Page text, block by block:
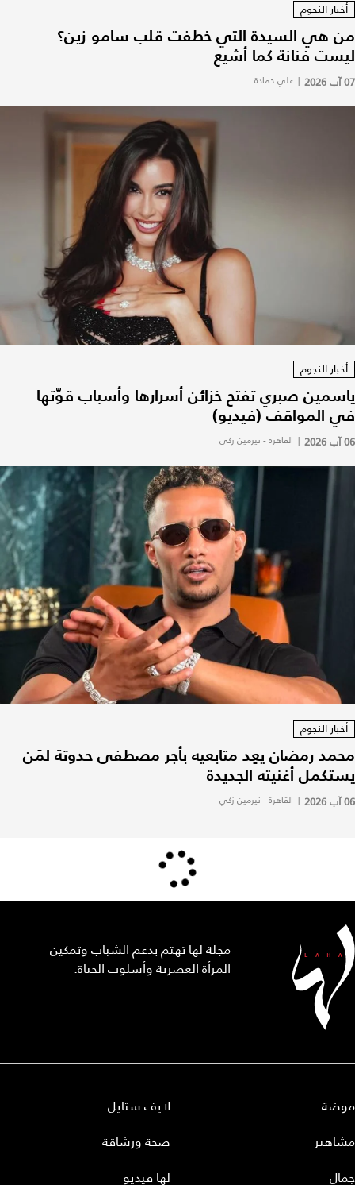
أخبار النجوم
من هي السيدة التي خطفت قلب سامو زين؟
ليست فنانة كما أشيع
07 آب 2026 | علي حمادة
أخبار النجوم
ياسمين صبري تفتح خزائن أسرارها وأسباب قوّتها
في المواقف (فيديو)
06 آب 2026 | القاهرة - نيرمين زكي
أخبار النجوم
محمد رمضان يعِد متابعيه بأجر مصطفى حدوتة لمَن
يستكمل أغنيته الجديدة
06 آب 2026 | القاهرة - نيرمين زكي
مجلة لها تهتم بدعم الشباب وتمكين
المرأة العصرية وأسلوب الحياة.
موضة
مشاهير
جمال
لايف ستايل
صحة ورشاقة
لها فيديو